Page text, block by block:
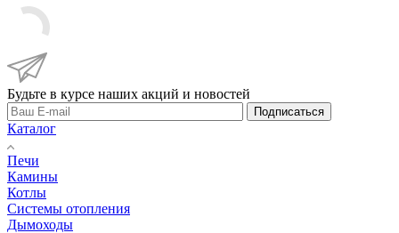
Будьте в курсе наших акций и новостей
Подписаться
Каталог
Печи
Камины
Котлы
Системы отопления
Дымоходы